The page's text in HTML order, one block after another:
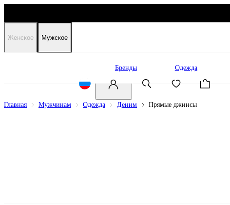
Женское Мужское
Бренды Одежда
Главная Мужчинам Одежда Деним Прямые джинсы